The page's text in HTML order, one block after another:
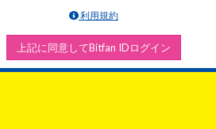
利用規約
上記に同意してBitfan IDログイン